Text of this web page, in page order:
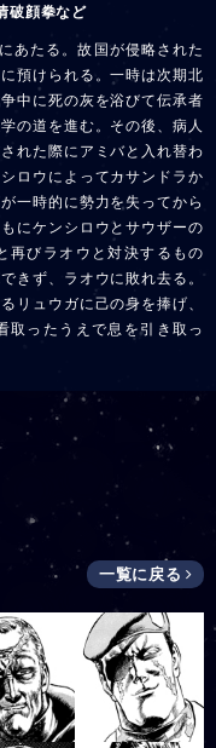
破顔拳など
あたる。故国が侵略された
預けられる。一時は次期北
中に死の灰を浴びて伝承者
の道を進む。その後、病人
れた際にアミバと入れ替わ
ロウによってカサンドラか
一時的に勢力を失ってから
にケンシロウとサウザーの
再びラオウと対決するもの
きず、ラオウに敗れ去る。
リュウガに己の身を捧げ、
取ったうえで息を引き取っ
一覧に戻る